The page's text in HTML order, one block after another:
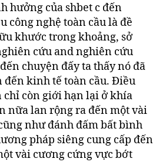
hưởng của shbet c đến
công nghệ toàn cầu là đề
khước trong khoảng, sở
cứu and nghiên cứu
chuyện đấy ta thấy nó đã
đến kinh tế toàn cầu. Điều
chỉ còn giới hạn lại ở khía
nữa lan rộng ra đến một vài
như đánh đấm bất bình
pháp siêng cung cấp đến
vài cương cứng vực bớt